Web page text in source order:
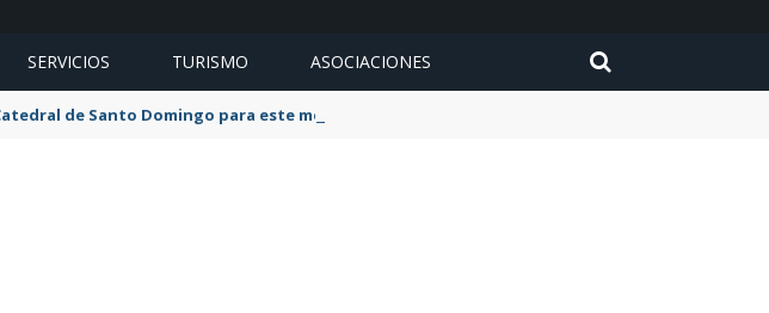
SERVICIOS TURISMO ASOCIACIONES
de Santo Domingo para este mes de agosto